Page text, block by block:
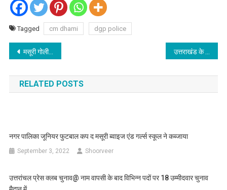
Tagged cm dhami dgp police
Post
navigation
मसूरी गोलीकांड की 27वीं बरसी@नम आंखों से परिजनों ने शहीदों को दी श्रद्धांजलि , मुख्यमंत्री समेत सैकड़ों आंदोलनकारियो ने पुष्पांजलि अर्पित की उत्तराखंड के सरोकारों से जुड़ी पंच ज्ञान सूत्र पुस्तक का विमोचन
RELATED POSTS
नगर पालिका जूनियर फुटबाल कप द मसूरी ब्वाइज एंड गर्ल्स स्कूल ने कब्जाया
September 3, 2022 Shoorveer
उत्तरांचल प्रेस क्लब चुनाव@ नाम वापसी के बाद विभिन्न पदों पर 18 उम्मीदवार चुनाव